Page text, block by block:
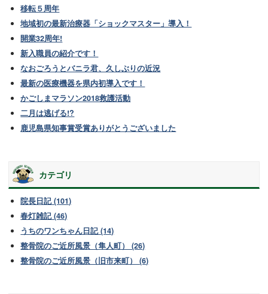
移転５周年
地域初の最新治療器「ショックマスター」導入！
開業32周年!
新入職員の紹介です！
なおごろうとバニラ君、久しぶりの近況
最新の医療機器を県内初導入です！
かごしまマラソン2018救護活動
二月は逃げる!?
鹿児島県知事賞受賞ありがとうございました
カテゴリ
院長日記 (101)
春灯雑記 (46)
うちのワンちゃん日記 (14)
整骨院のご近所風景（隼人町） (26)
整骨院のご近所風景（旧市来町） (6)